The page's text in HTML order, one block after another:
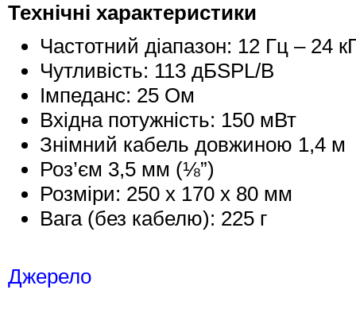
Технічні характеристики
Частотний діапазон: 12 Гц – 24
Чутливість: 113 дБSPL/В
Імпеданс: 25 Ом
Вхідна потужність: 150 мВт
Знімний кабель довжиною 1,4 м
Роз’єм 3,5 мм (⅛”)
Розміри: 250 x 170 x 80 мм
Вага (без кабелю): 225 г
Джерело